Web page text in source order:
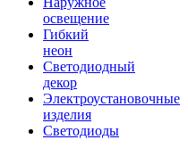
освещение
Гибкий
неон
Светодиодный
декор
Электроустановочные
изделия
Светодиоды